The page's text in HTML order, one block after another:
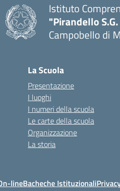
Istituto
"Pirandello
Campobello di
La Scuola
Presentazione
I luoghi
I numeri della scuola
Le carte della scuola
Organizzazione
La storia
lineBacheche Istituzionali